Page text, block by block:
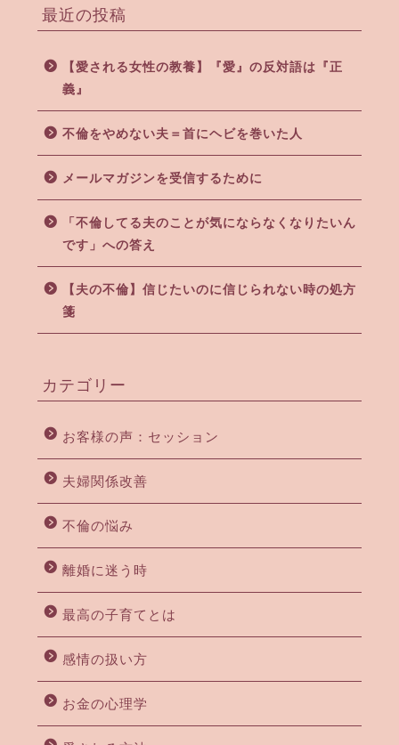
最近の投稿
【愛される女性の教養】『愛』の反対語は『正
義』
不倫をやめない夫＝首にヘビを巻いた人
メールマガジンを受信するために
「不倫してる夫のことが気にならなくなりたいん
です」への答え
【夫の不倫】信じたいのに信じられない時の処方
箋
カテゴリー
お客様の声：セッション
夫婦関係改善
不倫の悩み
離婚に迷う時
最高の子育てとは
感情の扱い方
お金の心理学